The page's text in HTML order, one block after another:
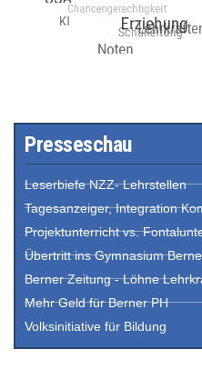
Presseschau
Leserbiefe NZZ- Lehrstellen
Tagesanzeiger, Integration
Projektunterricht vs.
Übertritt ins Gymnasium
Berner Zeitung - Löhne
Mehr Geld für Berner PH
Volksinitiative für Bildung